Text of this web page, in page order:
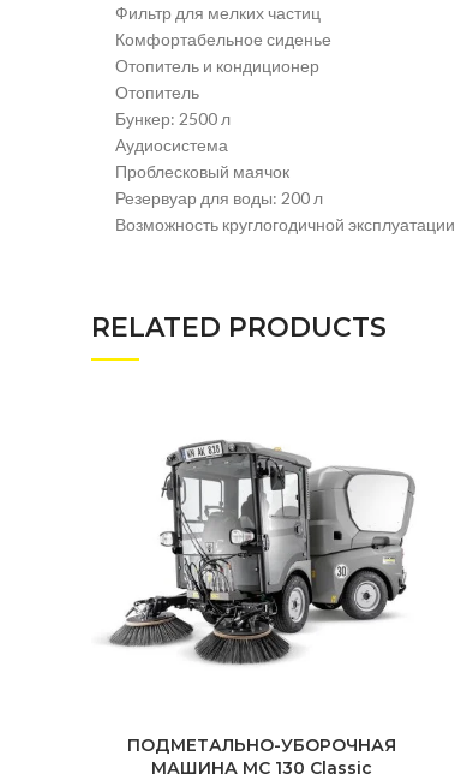
Фильтр для мелких частиц
Комфортабельное сиденье
Отопитель и кондиционер
Отопитель
Бункер: 2500 л
Аудиосистема
Проблесковый маячок
Резервуар для воды: 200 л
Возможность круглогодичной эксплуатации
RELATED PRODUCTS
ПОДМЕТАЛЬНО-УБОРОЧНАЯ
МАШИНА MC 130 Classic